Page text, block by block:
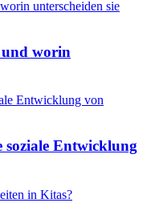
und worin
soziale Entwicklung